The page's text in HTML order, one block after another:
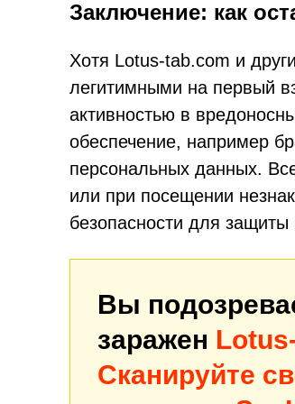
Заключение: как
Хотя Lotus-tab.com и
легитимными на первый
активностью в
обеспечение, например
персональных данных.
или при посещении
безопасности для
Вы
заражен
Сканируйте